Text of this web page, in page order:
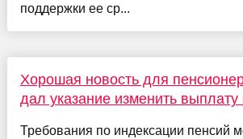
поддержки ее ср...
Хорошая новость для
дал указание изменить выплату
Требования по индексации пенсий